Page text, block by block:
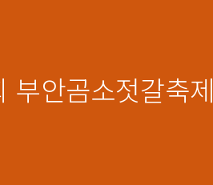
안곰소젓갈축제